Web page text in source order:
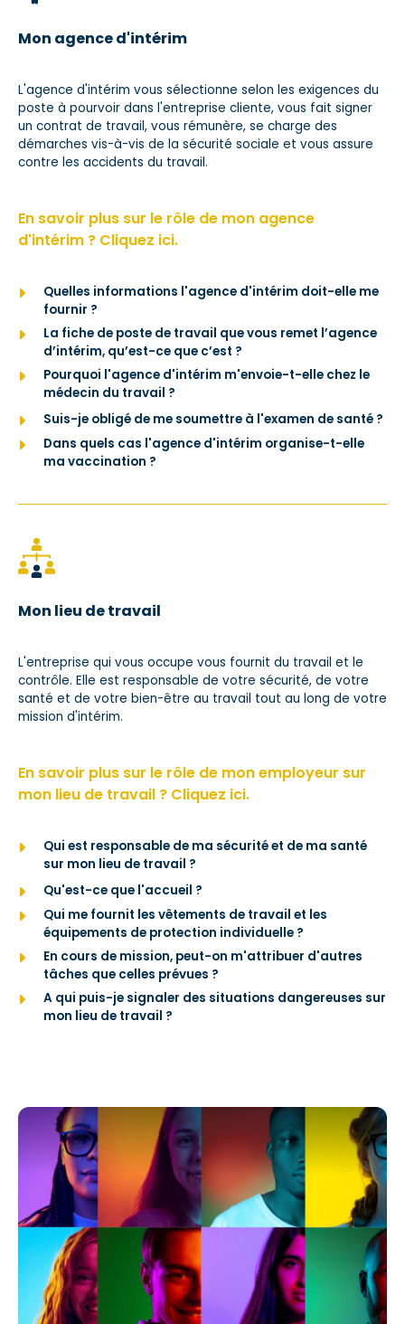
Mon agence d'intérim
L'agence d'intérim vous sélectionne selon les exigences du
poste à pourvoir dans l'entreprise cliente, vous fait signer
un contrat de travail, vous rémunère, se charge des
démarches vis-à-vis de la sécurité sociale et vous assure
contre les accidents du travail.
En savoir plus sur le rôle de mon agence
d'intérim ? Cliquez ici.
Quelles informations l'agence d'intérim doit-elle me
fournir ?
La fiche de poste de travail que vous remet l’agence
d’intérim, qu’est-ce que c’est ?
Pourquoi l'agence d'intérim m'envoie-t-elle chez le
médecin du travail ?
Suis-je obligé de me soumettre à l'examen de santé ?
Dans quels cas l'agence d'intérim organise-t-elle
ma vaccination ?
Mon lieu de travail
L'entreprise qui vous occupe vous fournit du travail et le
contrôle. Elle est responsable de votre sécurité, de votre
santé et de votre bien-être au travail tout au long de votre
mission d'intérim.
En savoir plus sur le rôle de mon employeur sur
mon lieu de travail ? Cliquez ici.
Qui est responsable de ma sécurité et de ma santé
sur mon lieu de travail ?
Qu'est-ce que l'accueil ?
Qui me fournit les vêtements de travail et les
équipements de protection individuelle ?
En cours de mission, peut-on m'attribuer d'autres
tâches que celles prévues ?
A qui puis-je signaler des situations dangereuses sur
mon lieu de travail ?